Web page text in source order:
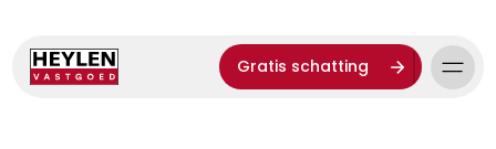
Gratis schatting